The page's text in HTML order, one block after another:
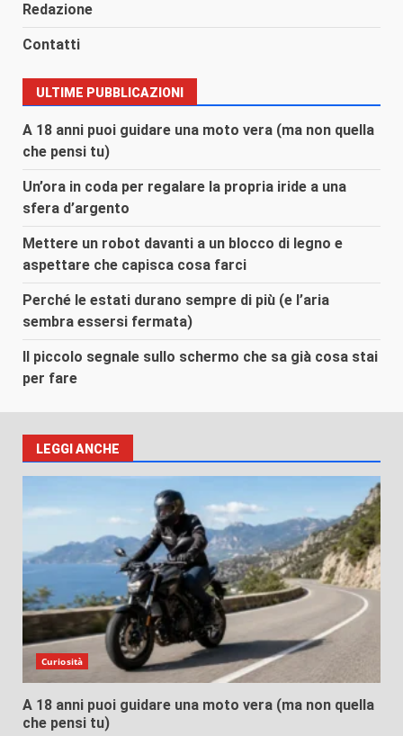
Redazione
Contatti
ULTIME PUBBLICAZIONI
A 18 anni puoi guidare una moto vera (ma non quella
che pensi tu)
Un’ora in coda per regalare la propria iride a una
sfera d’argento
Mettere un robot davanti a un blocco di legno e
aspettare che capisca cosa farci
Perché le estati durano sempre di più (e l’aria
sembra essersi fermata)
Il piccolo segnale sullo schermo che sa già cosa stai
per fare
LEGGI ANCHE
Curiosità
A 18 anni puoi guidare una moto vera (ma non quella
che pensi tu)